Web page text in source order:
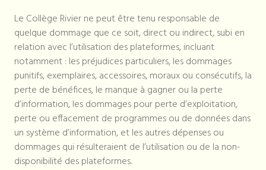
Le Collège Rivier ne peut être tenu responsable de
quelque dommage que ce soit, direct ou indirect, subi en
relation avec l’utilisation des plateformes, incluant
notamment : les préjudices particuliers, les dommages
punitifs, exemplaires, accessoires, moraux ou consécutifs, la
perte de bénéfices, le manque à gagner ou la perte
d’information, les dommages pour perte d’exploitation,
perte ou effacement de programmes ou de données dans
un système d’information, et les autres dépenses ou
dommages qui résulteraient de l’utilisation ou de la non-
disponibilité des plateformes.